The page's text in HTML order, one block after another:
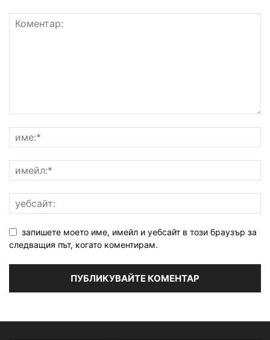
запишете моето име, имейл и уебсайт в този браузър за
следващия път, когато коментирам.